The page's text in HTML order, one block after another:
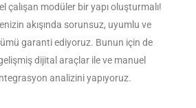
çalışan modüler bir yapı oluşturmalı!
akışında sorunsuz, uyumlu ve
garanti ediyoruz. Bunun için de
dijital araçlar ile ve manuel
analizini yapıyoruz.